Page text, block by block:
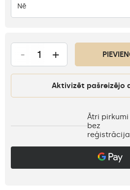
Nē
- +
Ātri pirkumi
bez